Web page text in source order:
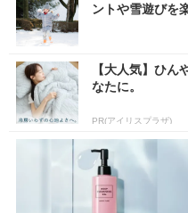
ントや雪遊びを
【大人気】ひん
なたに。
PR(アイリスプラザ)